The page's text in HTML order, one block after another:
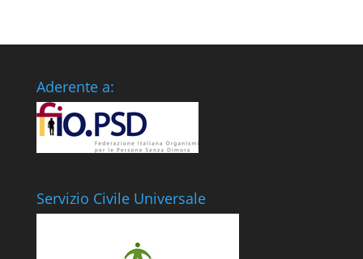
Aderente a:
Servizio Civile Universale